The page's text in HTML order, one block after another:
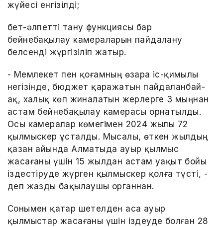
жүйесі енгізілді;
бет-әлпетті тану функциясы бар
бейнебақылау камераларын пайдалану
белсенді жүргізіліп жатыр.
- Мемлекет пен қоғамның өзара іс-қимылы
негізінде, бюджет қаражатын пайдаланбай-
ақ, халық көп жиналатын жерлерге 3 мыңнан
астам бейнебақылау камерасы орнатылды.
Осы камералар көмегімен 2024 жылы 72
қылмыскер ұсталды. Мысалы, өткен жылдың
қазан айында Алматыда ауыр қылмыс
жасағаны үшін 15 жылдан астам уақыт бойы
іздестіруде жүрген қылмыскер қолға түсті, -
деп жазды бақылаушы органнан.
Сонымен қатар шетелден аса ауыр
қылмыстар жасағаны үшін іздеуде болған 28